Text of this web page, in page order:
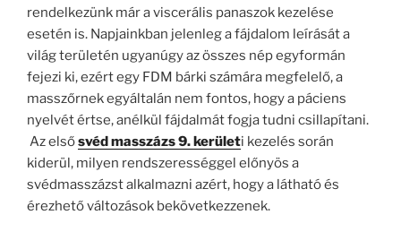
rendelkezünk már a viscerális panaszok kezelése
esetén is. Napjainkban jelenleg a fájdalom leírását a
világ területén ugyanúgy az összes nép egyformán
fejezi ki, ezért egy FDM bárki számára megfelelő, a
masszőrnek egyáltalán nem fontos, hogy a páciens
nyelvét értse, anélkül fájdalmát fogja tudni csillapítani.
Az elsősvéd masszázs 9. kerületi kezelés során
kiderül, milyen rendszerességgel előnyös a
svédmasszázst alkalmazni azért, hogy a látható és
érezhető változások bekövetkezzenek.